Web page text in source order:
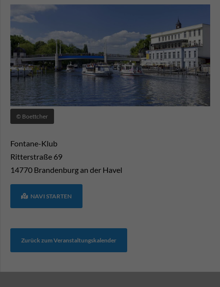
© Boettcher
Fontane-Klub
Ritterstraße 69
14770 Brandenburg an der Havel
NAVI STARTEN
Zurück zum Veranstaltungskalender